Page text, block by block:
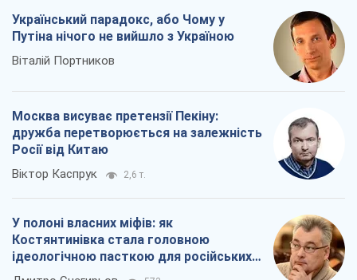
Український парадокс, або Чому у
Путіна нічого не вийшло з Україною
Віталій Портников
Москва висуває претензії Пекіну:
дружба перетворюється на залежність
Росії від Китаю
Віктор Каспрук 2,6 т.
У полоні власних міфів: як
Костянтинівка стала головною
ідеологічною пасткою для російських
окупантів